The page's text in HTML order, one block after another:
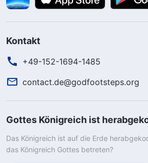
Kontakt
+49-152-1694-1485
contact.de@godfootsteps.org
Gottes Königreich ist
Das Königreich ist auf die Erde
das Königreich Gottes betreten?